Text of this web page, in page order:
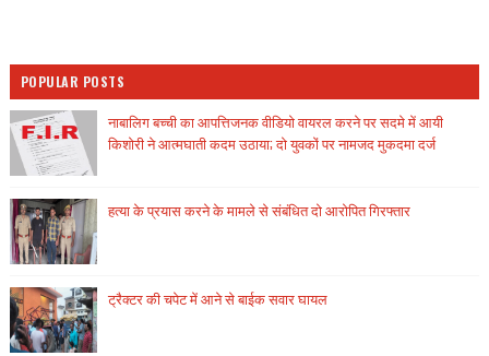
POPULAR POSTS
नाबालिग बच्ची का आपत्तिजनक वीडियो वायरल करने पर सदमे में आयी
किशोरी ने आत्मघाती कदम उठाया; दो युवकों पर नामजद मुकदमा दर्ज
हत्या के प्रयास करने के मामले से संबंधित दो आरोपित गिरफ्तार
ट्रैक्टर की चपेट में आने से बाईक सवार घायल